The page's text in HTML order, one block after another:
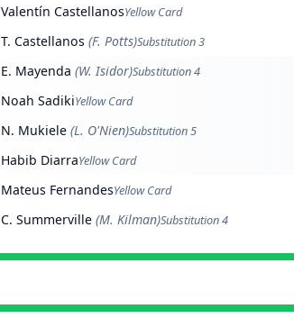
Valentín CastellanosYellow Card
T. Castellanos (F. Potts)Substitution 3
E. Mayenda (W. Isidor)Substitution 4
Noah SadikiYellow Card
N. Mukiele (L. O'Nien)Substitution 5
Habib DiarraYellow Card
Mateus FernandesYellow Card
C. Summerville (M. Kilman)Substitution 4